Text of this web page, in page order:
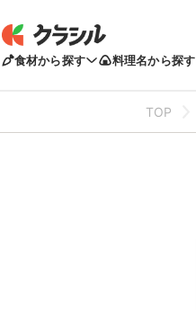
食材から探す 料理名から探す
TOP